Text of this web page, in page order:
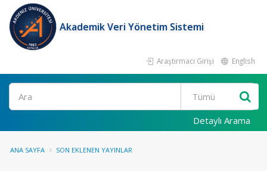
Akademik Veri Yönetim Sistemi
Araştırmacı Girişi English
Ara
Detaylı Arama
ANA SAYFA SON EKLENEN YAYINLAR